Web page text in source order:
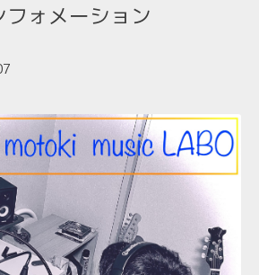
フォメーション